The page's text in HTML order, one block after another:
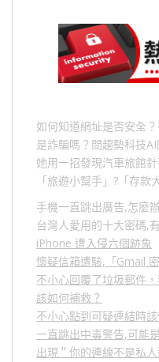
如何知道網址是否安全？
是詐騙嗎？問趨勢科技AI
她用一招發現汽車旅館
「旅遊小幫手」 ? 「存款
手機一直跳出廣告,怎麼
台灣人愛用的十大密碼,
iPhone 遭入侵六個跡象
懷疑信箱遭駭,「Gmail
不小心回覆了垃圾郵件
該如何補救？
不小心點到可疑連結時該
一直跳出中毒警告,可能
出現＂你的連線不是私